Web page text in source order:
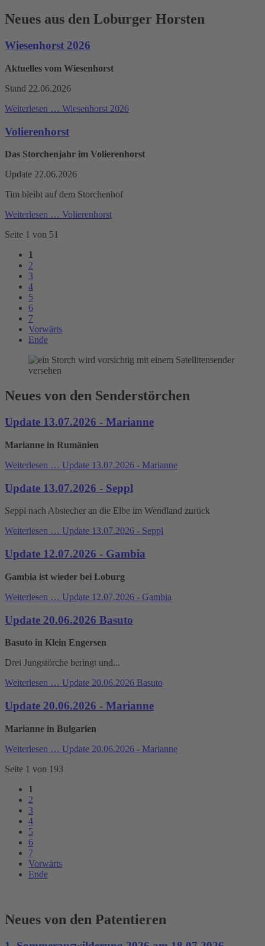
Neues aus den Loburger Horsten
Wiesenhorst 2026
Aktuelles vom Wiesenhorst
Stand 22.06.2026
Weiterlesen … Wiesenhorst 2026
Volierenhorst
Das Storchenjahr im Volierenhorst
Update 22.06.2026
Tim bleibt auf dem Storchenhof
Weiterlesen … Volierenhorst
Seite 1 von 51
1
2
3
4
5
6
7
Vorwärts
Ende
Neues von den Senderstörchen
Update 13.07.2026 - Marianne
Marianne in Rumänien
Weiterlesen … Update 13.07.2026 - Marianne
Update 13.07.2026 - Seppl
Seppl nach Abstecher an die Elbe im Wendland zurück
Weiterlesen … Update 13.07.2026 - Seppl
Update 12.07.2026 - Gambia
Gambia ist wieder bei Loburg
Weiterlesen … Update 12.07.2026 - Gambia
Update 20.06.2026 Basuto
Basuto in Klein Engersen
Drei Jungstörche beringt und...
Weiterlesen … Update 20.06.2026 Basuto
Update 20.06.2026 - Marianne
Marianne in Bulgarien
Weiterlesen … Update 20.06.2026 - Marianne
Seite 1 von 193
1
2
3
4
5
6
7
Vorwärts
Ende
Neues von den Patentieren